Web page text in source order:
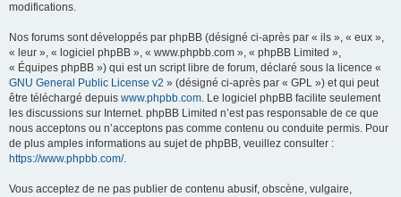
modifications.
Nos forums sont développés par phpBB (désigné ci-après par « ils », « eux »,
« leur », « logiciel phpBB », « www.phpbb.com », « phpBB Limited »,
« Équipes phpBB ») qui est un script libre de forum, déclaré sous la licence «
GNU General Public License v2 » (désigné ci-après par « GPL ») et qui peut
être téléchargé depuis www.phpbb.com. Le logiciel phpBB facilite seulement
les discussions sur Internet. phpBB Limited n’est pas responsable de ce que
nous acceptons ou n’acceptons pas comme contenu ou conduite permis. Pour
de plus amples informations au sujet de phpBB, veuillez consulter :
https://www.phpbb.com/.
Vous acceptez de ne pas publier de contenu abusif, obscène, vulgaire,